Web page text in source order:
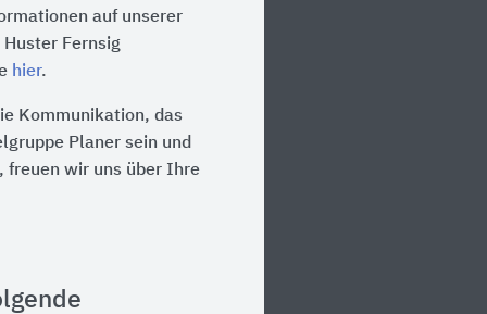
auf unserer
Fernsig
hier.
Kommunikation, das
Planer sein und
freuen wir uns über Ihre